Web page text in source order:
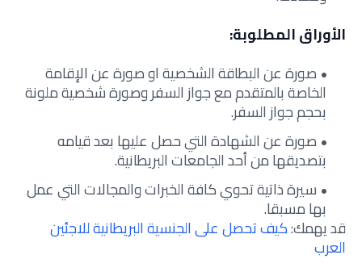
الأوراق المطلوبة:
صورة عن البطاقة الشخصية او صورة عن الإقامة
الخاصة بالمتقدم مع جواز السفر وصورة شخصية ملونة
بحجم جواز السفر.
صورة عن الشهادة التي حصل عليها بعد قيامه
بتصديقها من أحد الجامعات البريطانية.
سيرة ذاتية تحوي كافة الخبرات والمجالات التي عمل
بها مسبقا.
قد يهمك:كيف تحصل على الجنسية البريطانية للاجئين
العرب